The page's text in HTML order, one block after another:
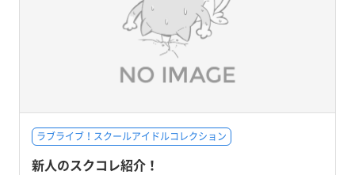
ラブライブ！スクールアイドルコレクション
新人のスクコレ紹介！